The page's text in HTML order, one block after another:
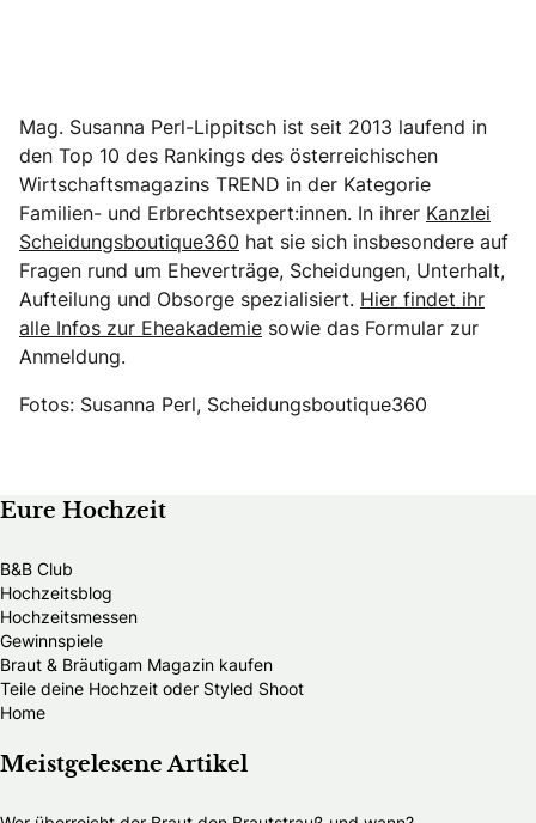
Mag. Susanna Perl-Lippitsch ist seit 2013 laufend in
den Top 10 des Rankings des österreichischen
Wirtschaftsmagazins TREND in der Kategorie
Familien- und Erbrechtsexpert:innen. In ihrer Kanzlei
Scheidungsboutique360 hat sie sich insbesondere auf
Fragen rund um Eheverträge, Scheidungen, Unterhalt,
Aufteilung und Obsorge spezialisiert. Hier findet ihr
alle Infos zur Eheakademie sowie das Formular zur
Anmeldung.
Fotos: Susanna Perl, Scheidungsboutique360
Eure Hochzeit
B&B Club
Hochzeitsblog
Hochzeitsmessen
Gewinnspiele
Braut & Bräutigam Magazin kaufen
Teile deine Hochzeit oder Styled Shoot
Home
Meistgelesene Artikel